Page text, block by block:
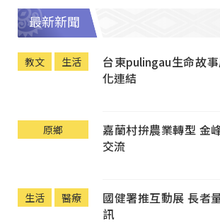
最新新聞
教文 生活
台東pulingau生命故
化連結
原鄉
嘉蘭村拚農業轉型 金
交流
生活 醫療
國健署推互動展 長者
訊